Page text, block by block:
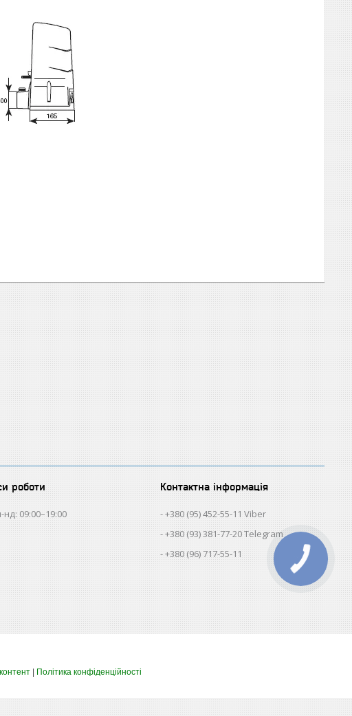
роботи
нд: 09:00–19:00
Контактна інформація
+380 (95) 452-55-11 Viber
+380 (93) 381-77-20 Telegram
+380 (96) 717-55-11
Політика конфіденційності